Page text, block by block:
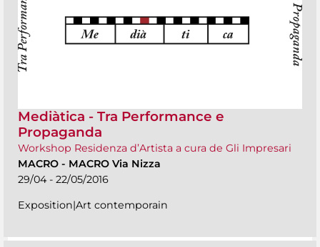
Mediàtica - Tra Performance e
Propaganda
Workshop Residenza d’Artista a cura de Gli Impresari
MACRO - MACRO Via Nizza
29/04 - 22/05/2016
Exposition|Art contemporain